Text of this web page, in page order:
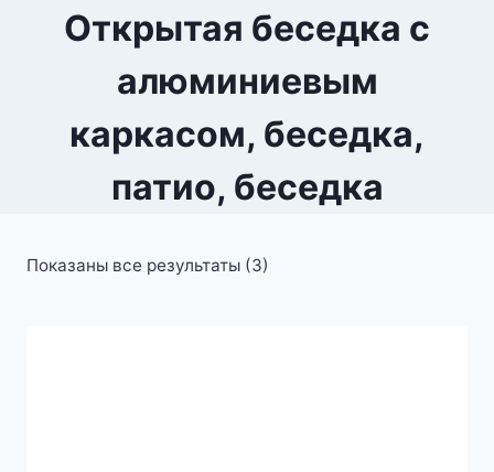
Открытая беседка с
алюминиевым
каркасом, беседка,
патио, беседка
Показаны все результаты (3)